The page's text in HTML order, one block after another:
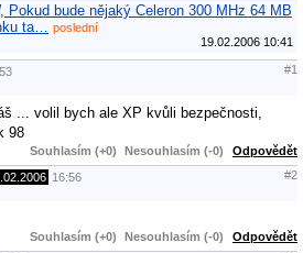
Pokud bude nějaký Celeron 300 MHz 64 MB
ta…
poslední
19.02.2006 10:41
#1
... volil bych ale XP kvůli bezpečnosti,
98
Souhlasím (+0) Nesouhlasím (-0) Odpovědět
16:56 #2
Souhlasím (+0) Nesouhlasím (-0) Odpovědět